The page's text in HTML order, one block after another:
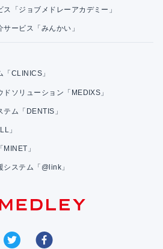
「ジョブメドレーアカデミー」
ービス「みんかい」
CLINICS」
ソリューション「MEDIXS」
ム「DENTIS」
」
」
ステム「@link」